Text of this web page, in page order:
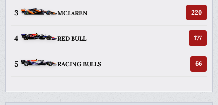
3 MCLAREN 220
4 RED BULL 177
5 RACING BULLS 66